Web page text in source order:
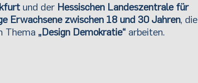
und der Hessischen Landeszentrale für
Erwachsene zwischen 18 und 30 Jahren, die
Thema „Design Demokratie“ arbeiten.